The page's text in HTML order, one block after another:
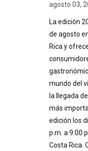
agosto 03,
La edición
de agosto
Rica y
mundo del
la llegada
más
edición los
p.m. a 9:00
Costa Rica.